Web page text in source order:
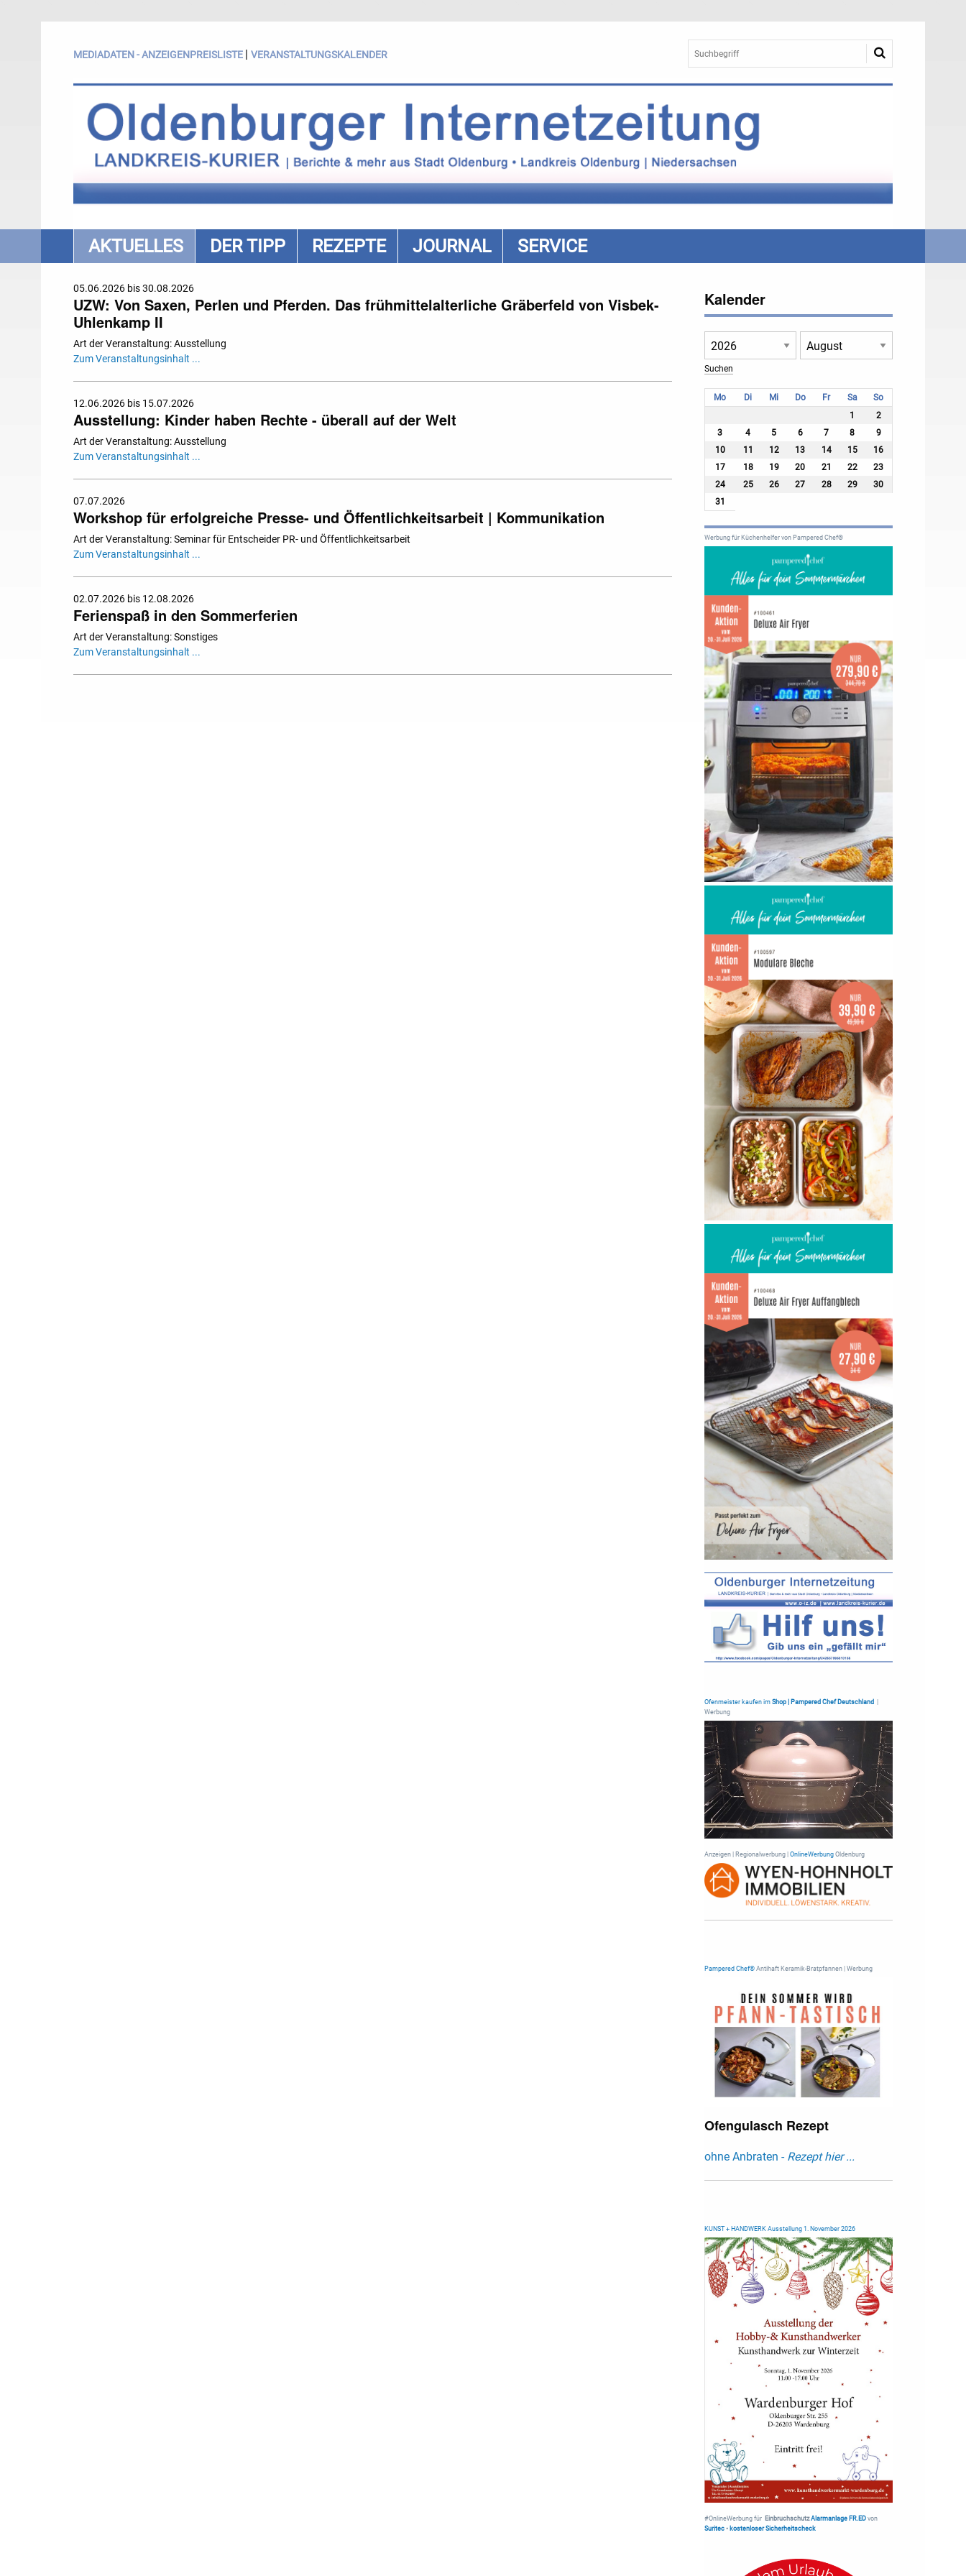
MEDIADATEN - ANZEIGENPREISLISTE | VERANSTALTUNGSKALENDER
AKTUELLES DER TIPP REZEPTE JOURNAL SERVICE
05.06.2026 bis 30.08.2026
UZW: Von Saxen, Perlen und Pferden. Das frühmittelalterliche Gräberfeld von Visbek-
Uhlenkamp II
Art der Veranstaltung: Ausstellung
Zum Veranstaltungsinhalt ...
12.06.2026 bis 15.07.2026
Ausstellung: Kinder haben Rechte - überall auf der Welt
Art der Veranstaltung: Ausstellung
Zum Veranstaltungsinhalt ...
07.07.2026
Workshop für erfolgreiche Presse- und Öffentlichkeitsarbeit | Kommunikation
Art der Veranstaltung: Seminar für Entscheider PR- und Öffentlichkeitsarbeit
Zum Veranstaltungsinhalt ...
02.07.2026 bis 12.08.2026
Ferienspaß in den Sommerferien
Art der Veranstaltung: Sonstiges
Zum Veranstaltungsinhalt ...
Kalender
Mo Di Mi Do Fr Sa
So
1
2
3
4 5 6 7 8
9
10
11 12 13 14 15
16
17
18 19 20 21 22
23
24
25 26 27 28 29
30
31
Werbung für Küchenhelfer von Pampered Chef®
Ofenmeister kaufen im Shop | Pampered Chef Deutschland
Werbung
Anzeigen | Regionalwerbung | OnlineWerbungOldenburg
Pampered Chef®Antihaft Keramik-Bratpfannen | Werbung
Ofengulasch Rezept
ohne Anbraten - Rezept hier ...
KUNST + HANDWERK Ausstellung 1. November 2026
#OnlineWerbung für Einbruchschutz Alarmanlage FR.ED von
Suritec• kostenloser Sicherheitscheck